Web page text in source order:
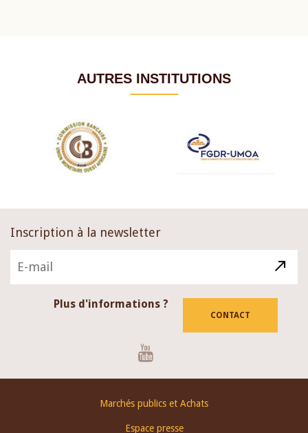
AUTRES INSTITUTIONS
Inscription à la newsletter
Plus d'informations ?
CONTACT
Marchés publics et Achats
Espace presse